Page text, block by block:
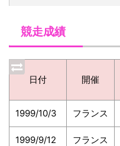
競走成績
日付 開催
1999/10/3 フランス
1999/9/12 フランス